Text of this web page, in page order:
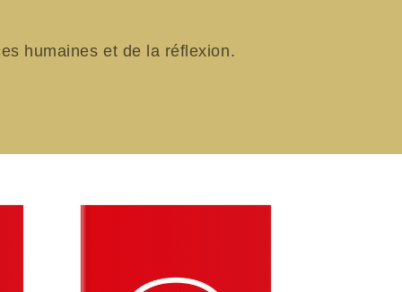
humaines et de la réflexion.